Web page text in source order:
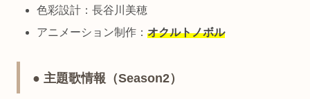
色彩設計：長谷川美穂
アニメーション制作：オクルトノボル
● 主題歌情報（Season2）